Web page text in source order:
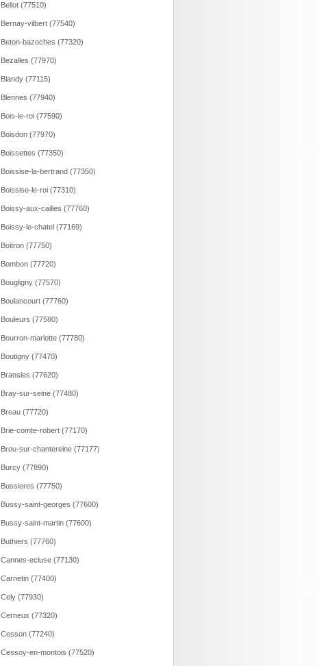
Bellot (77510)
Bernay-vilbert (77540)
Beton-bazoches (77320)
Bezalles (77970)
Blandy (77115)
Blennes (77940)
Bois-le-roi (77590)
Boisdon (77970)
Boissettes (77350)
Boissise-la-bertrand (77350)
Boissise-le-roi (77310)
Boissy-aux-cailles (77760)
Boissy-le-chatel (77169)
Boitron (77750)
Bombon (77720)
Bougligny (77570)
Boulancourt (77760)
Bouleurs (77580)
Bourron-marlotte (77780)
Boutigny (77470)
Bransles (77620)
Bray-sur-seine (77480)
Breau (77720)
Brie-comte-robert (77170)
Brou-sur-chantereine (77177)
Burcy (77890)
Bussieres (77750)
Bussy-saint-georges (77600)
Bussy-saint-martin (77600)
Buthiers (77760)
Cannes-ecluse (77130)
Carnetin (77400)
Cely (77930)
Cerneux (77320)
Cesson (77240)
Cessoy-en-montois (77520)